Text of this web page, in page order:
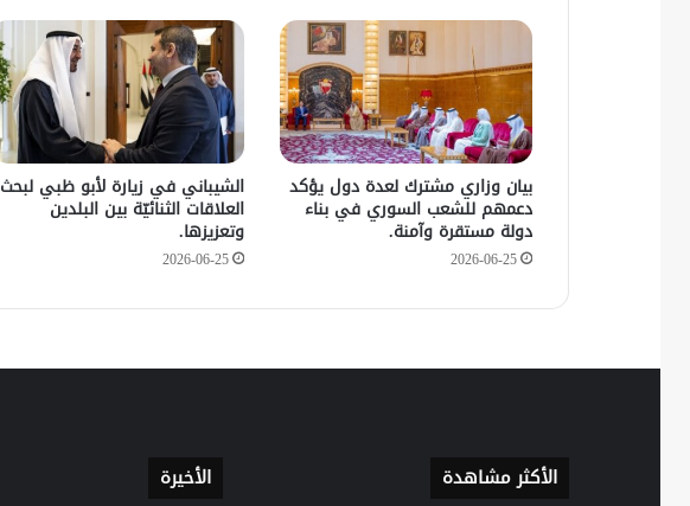
بيان وزاري مشترك لعدة دول يؤكد
دعمهم للشعب السوري في بناء
دولة مستقرة وآمنة.
2026-06-25
الشيباني في زيارة لأبو ظبي لبحث
العلاقات الثنائيّة بين البلدين
وتعزيزها.
2026-06-25
الأكثر مشاهدة الأخيرة